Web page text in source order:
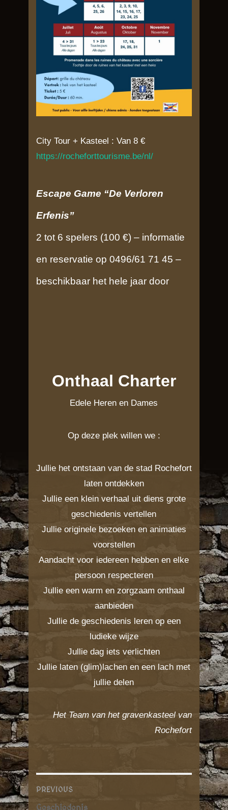
City Tour + Kasteel : Van 8 €
https://rocheforttourisme.be/nl/
Escape Game “De Verloren
Erfenis”
2 tot 6 spelers (100 €) – informatie
en reservatie op 0496/61 71 45 –
beschikbaar het hele jaar door
Onthaal Charter
Edele Heren en Dames
Op deze plek willen we :
Jullie het ontstaan van de stad Rochefort
laten ontdekken
Jullie een klein verhaal uit diens grote
geschiedenis vertellen
Jullie originele bezoeken en animaties
voorstellen
Aandacht voor iedereen hebben en elke
persoon respecteren
Jullie een warm en zorgzaam onthaal
aanbieden
Jullie de geschiedenis leren op een
ludieke wijze
Jullie dag iets verlichten
Jullie laten (glim)lachen en een lach met
jullie delen
Het Team van het gravenkasteel van
Rochefort
P
PREVIOUS
P
Geschiedenis